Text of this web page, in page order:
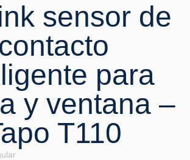
sensor de
contacto
para
y ventana –
T110